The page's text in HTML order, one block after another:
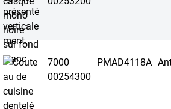
7000
00254300
PMAD4118A